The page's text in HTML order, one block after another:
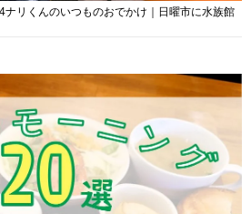
ナリくんのいつものおでかけ｜日曜市に水族館